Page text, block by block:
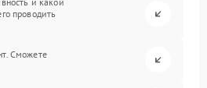
проводить
Сможете